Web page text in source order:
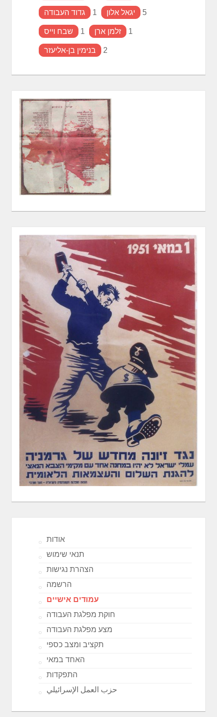
גדוד העבודה 1 יגאל אלון 5
שבח וייס 1 זלמן ארן 1
בנימין בן-אליעזר 2
אודות
תנאי שימוש
הצהרת נגישות
הרשמה
עמודים אישיים
חוקת מפלגת העבודה
מצע מפלגת העבודה
תקציב ומצב כספי
האחד במאי
התפקדות
حزب العمل الإسرائيلي